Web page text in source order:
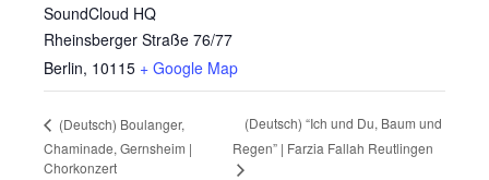
SoundCloud HQ
Rheinsberger Straße 76/77
Berlin, 10115 + Google Map
(Deutsch) Boulanger,
Chaminade, Gernsheim |
Chorkonzert
(Deutsch) “Ich und Du, Baum und
Regen” | Farzia Fallah Reutlingen